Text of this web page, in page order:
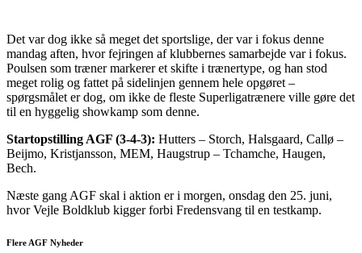
Det var dog ikke så meget det sportslige, der var i fokus denne
mandag aften, hvor fejringen af klubbernes samarbejde var i fokus.
Poulsen som træner markerer et skifte i trænertype, og han stod
meget rolig og fattet på sidelinjen gennem hele opgøret –
spørgsmålet er dog, om ikke de fleste Superligatrænere ville gøre det
til en hyggelig showkamp som denne.
Startopstilling AGF (3-4-3): Hutters – Storch, Halsgaard, Callø –
Beijmo, Kristjansson, MEM, Haugstrup – Tchamche, Haugen,
Bech.
Næste gang AGF skal i aktion er i morgen, onsdag den 25. juni,
hvor Vejle Boldklub kigger forbi Fredensvang til en testkamp.
Flere AGF Nyheder